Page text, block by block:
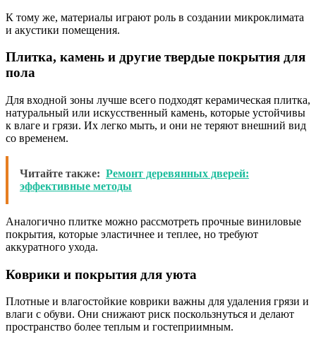
К тому же, материалы играют роль в создании микроклимата
и акустики помещения.
Плитка, камень и другие твердые покрытия для
пола
Для входной зоны лучше всего подходят керамическая плитка,
натуральный или искусственный камень, которые устойчивы
к влаге и грязи. Их легко мыть, и они не теряют внешний вид
со временем.
Читайте также: Ремонт деревянных дверей:
эффективные методы
Аналогично плитке можно рассмотреть прочные виниловые
покрытия, которые эластичнее и теплее, но требуют
аккуратного ухода.
Коврики и покрытия для уюта
Плотные и влагостойкие коврики важны для удаления грязи и
влаги с обуви. Они снижают риск поскользнуться и делают
пространство более теплым и гостеприимным.